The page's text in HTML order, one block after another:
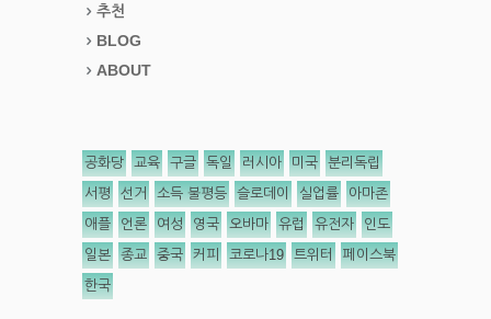
추천
BLOG
ABOUT
공화당 교육 구글 독일 러시아 미국 분리독립
서평 선거 소득 불평등 슬로데이 실업률 아마존
애플 언론 여성 영국 오바마 유럽 유전자 인도
일본 종교 중국 커피 코로나19 트위터 페이스북
한국